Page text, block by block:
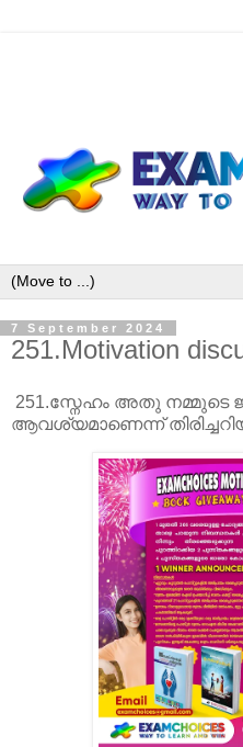
7 September 2024
251.Motivation
251.സ്നേഹം അതു നമ്മുടെ
ആവശ്യമാണെന്ന്